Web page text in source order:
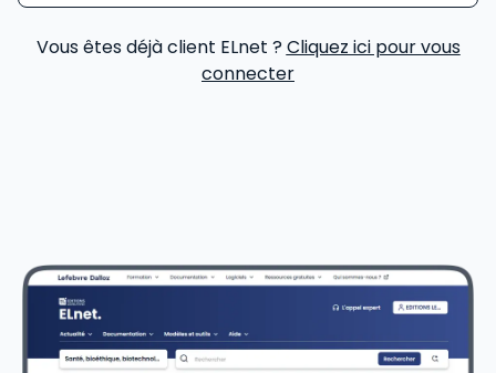
Vous êtes déjà client ELnet ?Cliquez ici pour vous
connecter